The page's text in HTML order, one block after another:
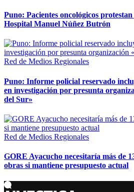
Puno: Pacientes oncológicos
Hospital Manuel Núñez Butrón
Red de Medios Regionales
Puno: Informe policial reservado
en investigación por presunta
del Sur»
Red de Medios Regionales
GORE Ayacucho necesitaría más de
obras si mantiene presupuesto actual